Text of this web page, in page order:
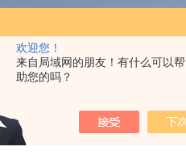
欢迎您！
来自局域网的朋友！有什么可以帮
助您的吗？